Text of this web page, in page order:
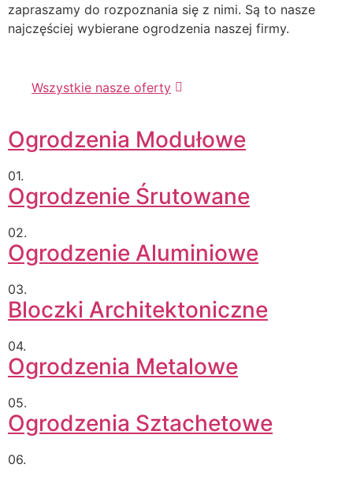
zapraszamy do rozpoznania się z nimi. Są to nasze
najczęściej wybierane ogrodzenia naszej firmy.
Wszystkie nasze oferty
Ogrodzenia Modułowe
01.
Ogrodzenie Śrutowane
02.
Ogrodzenie Aluminiowe
03.
Bloczki Architektoniczne
04.
Ogrodzenia Metalowe
05.
Ogrodzenia Sztachetowe
06.